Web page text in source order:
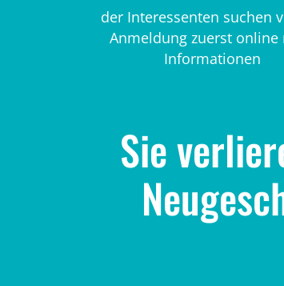
der Interessenten suchen
Anmeldung zuerst online
Informationen
Sie